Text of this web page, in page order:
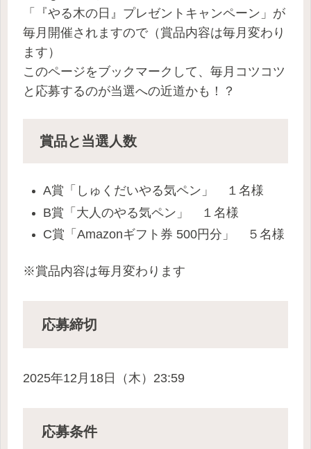
「『やる木の日』プレゼントキャンペーン」が
毎月開催されますので（賞品内容は毎月変わり
ます）
このページをブックマークして、毎月コツコツ
と応募するのが当選への近道かも！？
賞品と当選人数
A賞「しゅくだいやる気ペン」 １名様
B賞「大人のやる気ペン」 １名様
C賞「Amazonギフト券 500円分」 ５名様
※賞品内容は毎月変わります
応募締切
2025年12月18日（木）23:59
応募条件